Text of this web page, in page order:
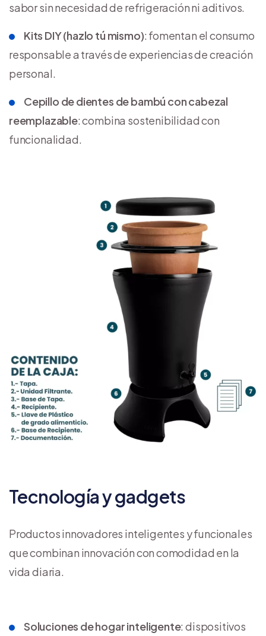
sabor sin necesidad de refrigeración ni aditivos.
Kits DIY (hazlo tú mismo): fomentan el consumo
responsable a través de experiencias de creación
personal.
Cepillo de dientes de bambú con cabezal
reemplazable: combina sostenibilidad con
funcionalidad.
Tecnología y gadgets
Productos innovadores inteligentes y funcionales
que combinan innovación con comodidad en la
vida diaria.
Soluciones de hogar inteligente: dispositivos